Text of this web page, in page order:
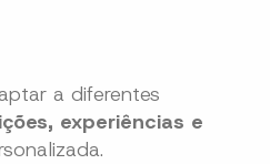
a diferentes
experiências e